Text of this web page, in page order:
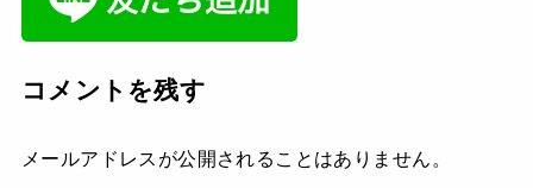
コメントを残す
メールアドレスが公開されることはありません。